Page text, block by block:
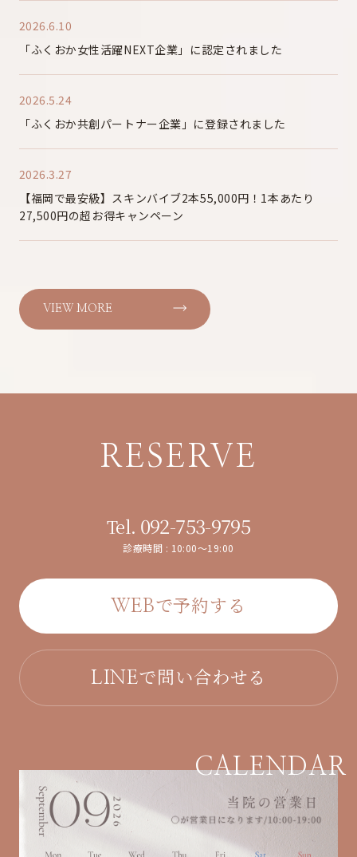
2026.6.10
「ふくおか女性活躍NEXT企業」に認定されました
2026.5.24
「ふくおか共創パートナー企業」に登録されました
2026.3.27
【福岡で最安級】スキンバイブ2本55,000円！1本あたり
27,500円の超お得キャンペーン
VIEW MORE
RESERVE
Tel. 092-753-9795
診療時間 : 10:00～19:00
WEBで予約する
LINEで問い合わせる
CALENDAR